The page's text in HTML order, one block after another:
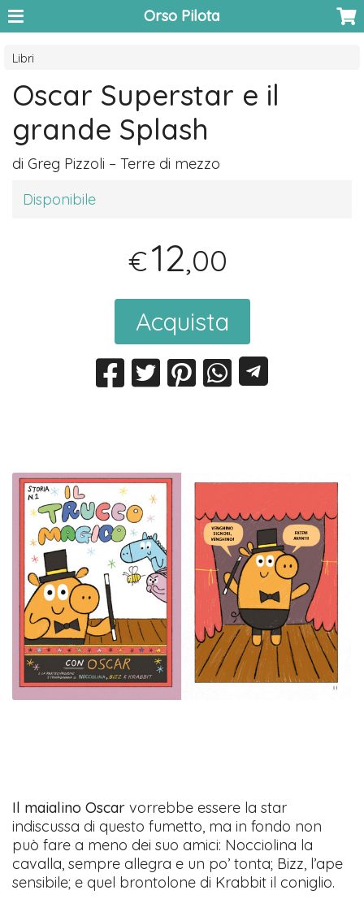
Orso Pilota
Libri
Oscar Superstar e il
grande Splash
di Greg Pizzoli – Terre di mezzo
Disponibile
€12,00
Acquista
Il maialino Oscar vorrebbe essere la star
indiscussa di questo fumetto, ma in fondo non
può fare a meno dei suo amici: Nocciolina la
cavalla, sempre allegra e un po’ tonta; Bizz, l’ape
sensibile; e quel brontolone di Krabbit il coniglio.